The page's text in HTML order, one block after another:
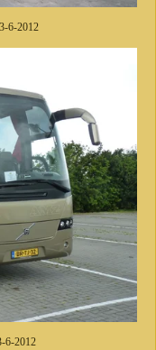
6-2012
6-2012